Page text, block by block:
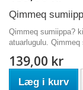
Qimmeq
Qimmeq sumiippa?
atuarlugulu.
139,00 kr
Læg i kurv